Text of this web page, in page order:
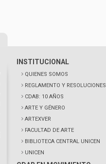
INSTITUCIONAL
QUIENES SOMOS
REGLAMENTO Y RESOLUCIONES
CDAB: 10 AÑOS
ARTE Y GÉNERO
ARTEXVER
FACULTAD DE ARTE
BIBLIOTECA CENTRAL UNICEN
UNICEN